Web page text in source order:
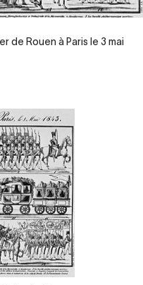
de Rouen à Paris le 3 mai